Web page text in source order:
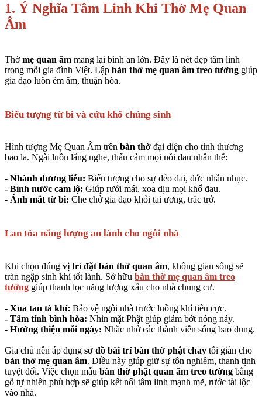
1. Ý Nghĩa Tâm Linh Khi Thờ Mẹ Quan
Âm
Thờmẹ quan âm mang lại bình an lớn. Đây là nét đẹp tâm linh
trong mỗi gia đình Việt. Lập bàn thờ mẹ quan âm treo tường giúp
gia đạo luôn êm ấm, thuận hòa.
Biểu tượng từ bi và cứu khổ chúng sinh
Hình tượng Mẹ Quan Âm trên bàn thờ đại diện cho tình thương
bao la. Ngài luôn lắng nghe, thấu cảm mọi nỗi đau nhân thế:
- Nhành dương liễu: Biểu tượng cho sự dẻo dai, đức nhẫn nhục.
- Bình nước cam lộ: Giúp rưới mát, xoa dịu mọi khổ đau.
- Ánh mắt từ bi: Che chở gia đạo khỏi tai ương, trắc trở.
Lan tỏa năng lượng an lành cho ngôi nhà
Khi chọn đúng vị trí đặt bàn thờ quan âm, không gian sống sẽ
tràn ngập sinh khí tốt lành. Sở hữu bàn thờ mẹ quan âm treo
tường giúp thanh lọc năng lượng xấu cho nhà chung cư.
- Xua tan tà khí: Bảo vệ ngôi nhà trước luồng khí tiêu cực.
- Tâm tính bình hòa: Nhìn mặt Phật giúp giảm bớt nóng nảy.
- Hướng thiện mỗi ngày: Nhắc nhở các thành viên sống bao dung.
Gia chủ nên áp dụng sơ đồ bài trí bàn thờ phật chay tối giản cho
bàn thờ mẹ quan âm. Điều này giúp giữ sự tôn nghiêm, thanh tịnh
tuyệt đối. Việc chọn mẫu bàn thờ phật quan âm treo tường bằng
gỗ tự nhiên phù hợp sẽ giúp kết nối tâm linh mạnh mẽ, rước tài lộc
vào nhà.